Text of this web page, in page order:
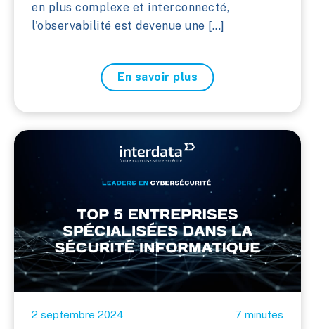
en plus complexe et interconnecté,
l'observabilité est devenue une [...]
En savoir plus
2 septembre 2024 7 minutes